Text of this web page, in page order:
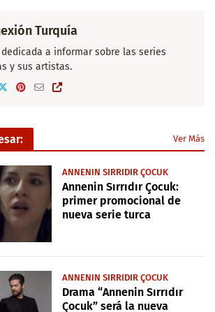
Turquía
dedicada a informar sobre las series
y sus artistas.
Ver Más
ANNENIN SIRRIDIR ÇOCUK
Annenin Sırrıdır Çocuk:
primer promocional de
nueva serie turca
ANNENIN SIRRIDIR ÇOCUK
Drama “Annenin Sırrıdır
Çocuk” será la nueva